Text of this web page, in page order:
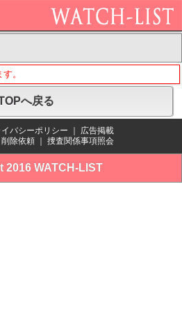
。
へ戻る
イバシーポリシー
広告掲載
削除依頼 捜査関係事項照会
2016 WATCH-LIST